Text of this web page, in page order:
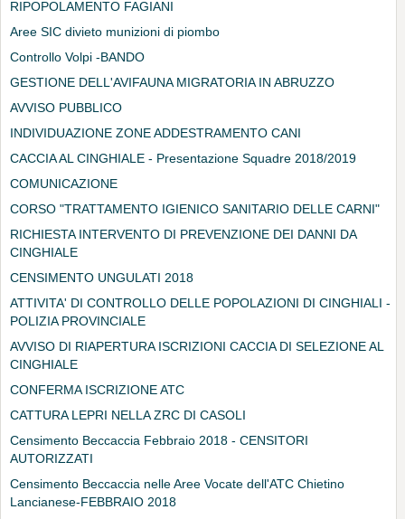
RIPOPOLAMENTO FAGIANI
Aree SIC divieto munizioni di piombo
Controllo Volpi -BANDO
GESTIONE DELL'AVIFAUNA MIGRATORIA IN ABRUZZO
AVVISO PUBBLICO
INDIVIDUAZIONE ZONE ADDESTRAMENTO CANI
CACCIA AL CINGHIALE - Presentazione Squadre 2018/2019
COMUNICAZIONE
CORSO "TRATTAMENTO IGIENICO SANITARIO DELLE CARNI"
RICHIESTA INTERVENTO DI PREVENZIONE DEI DANNI DA
CINGHIALE
CENSIMENTO UNGULATI 2018
ATTIVITA' DI CONTROLLO DELLE POPOLAZIONI DI CINGHIALI -
POLIZIA PROVINCIALE
AVVISO DI RIAPERTURA ISCRIZIONI CACCIA DI SELEZIONE AL
CINGHIALE
CONFERMA ISCRIZIONE ATC
CATTURA LEPRI NELLA ZRC DI CASOLI
Censimento Beccaccia Febbraio 2018 - CENSITORI
AUTORIZZATI
Censimento Beccaccia nelle Aree Vocate dell'ATC Chietino
Lancianese-FEBBRAIO 2018